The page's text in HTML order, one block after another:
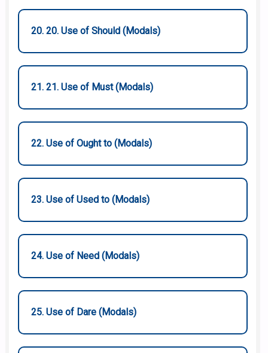
20. 20. Use of Should (Modals)
21. 21. Use of Must (Modals)
22. Use of Ought to (Modals)
23. Use of Used to (Modals)
24. Use of Need (Modals)
25. Use of Dare (Modals)